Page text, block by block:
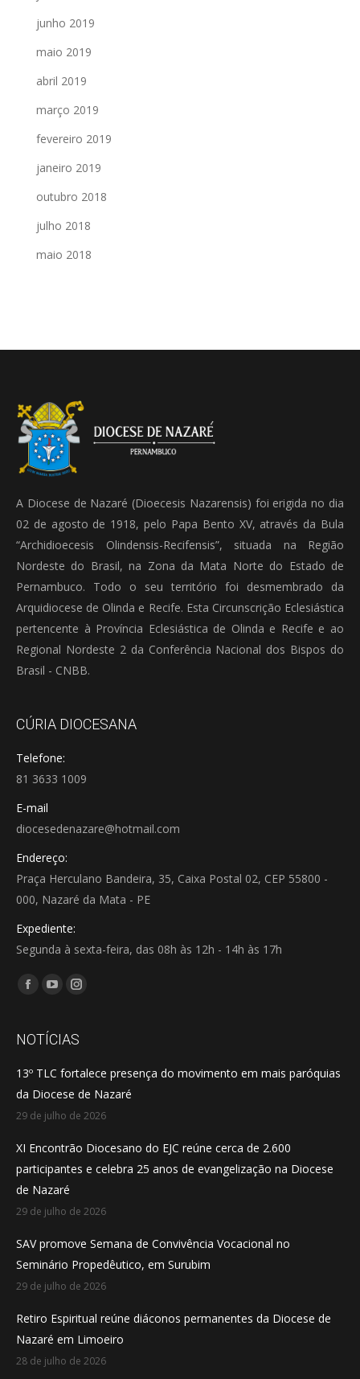
junho 2019
maio 2019
abril 2019
março 2019
fevereiro 2019
janeiro 2019
outubro 2018
julho 2018
maio 2018
A Diocese de Nazaré (Dioecesis Nazarensis) foi erigida no dia
02 de agosto de 1918, pelo Papa Bento XV, através da Bula
“Archidioecesis Olindensis-Recifensis”, situada na Região
Nordeste do Brasil, na Zona da Mata Norte do Estado de
Pernambuco. Todo o seu território foi desmembrado da
Arquidiocese de Olinda e Recife. Esta Circunscrição Eclesiástica
pertencente à Província Eclesiástica de Olinda e Recife e ao
Regional Nordeste 2 da Conferência Nacional dos Bispos do
Brasil - CNBB.
CÚRIA DIOCESANA
Telefone:
81 3633 1009
E-mail
diocesedenazare@hotmail.com
Endereço:
Praça Herculano Bandeira, 35, Caixa Postal 02, CEP 55800 -
000, Nazaré da Mata - PE
Expediente:
Segunda à sexta-feira, das 08h às 12h - 14h às 17h
Encontre-nos em:
Facebook
opens
new
window
YouTube
opens
new
window
Instagram
opens
new
window
NOTÍCIAS
13º TLC fortalece presença do movimento em mais paróquias
da Diocese de Nazaré
29 de julho de 2026
XI Encontrão Diocesano do EJC reúne cerca de 2.600
participantes e celebra 25 anos de evangelização na Diocese
de Nazaré
29 de julho de 2026
SAV promove Semana de Convivência Vocacional no
Seminário Propedêutico, em Surubim
29 de julho de 2026
Retiro Espiritual reúne diáconos permanentes da Diocese de
Nazaré em Limoeiro
28 de julho de 2026